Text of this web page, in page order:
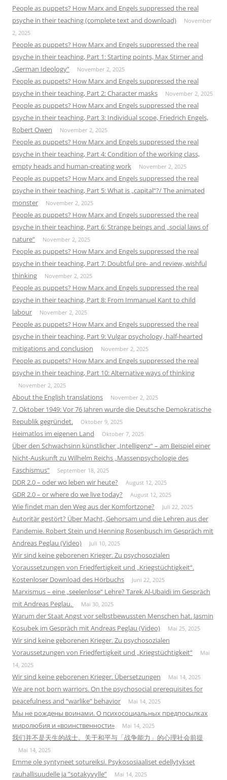
People as puppets? How Marx and Engels suppressed the real
psyche in their teaching (complete text and download)
November
2, 2025
People as puppets? How Marx and Engels suppressed the real
psyche in their teaching, Part 1: Starting points, Max Stirner and
„German Ideology“
November 2, 2025
People as puppets? How Marx and Engels suppressed the real
psyche in their teaching, Part 2: Character masks
November 2, 2025
People as puppets? How Marx and Engels suppressed the real
psyche in their teaching, Part 3: Individual scope, Friedrich Engels,
Robert Owen
November 2, 2025
People as puppets? How Marx and Engels suppressed the real
psyche in their teaching, Part 4: Condition of the working class,
empty heads and human-creating work
November 2, 2025
People as puppets? How Marx and Engels suppressed the real
psyche in their teaching, Part 5: What is „capital“?/ The animated
monster
November 2, 2025
People as puppets? How Marx and Engels suppressed the real
psyche in their teaching, Part 6: Strange beings and „social laws of
nature“
November 2, 2025
People as puppets? How Marx and Engels suppressed the real
psyche in their teaching, Part 7: Doubtful pre- and review, wishful
thinking
November 2, 2025
People as puppets? How Marx and Engels suppressed the real
psyche in their teaching, Part 8: From Immanuel Kant to child
labour
November 2, 2025
People as puppets? How Marx and Engels suppressed the real
psyche in their teaching, Part 9: Vulgar psychology, half-hearted
mitigations and conclusion
November 2, 2025
People as puppets? How Marx and Engels suppressed the real
psyche in their teaching, Part 10: Alternative ways of thinking
November 2, 2025
About the English translations November 2, 2025
7. Oktober 1949: Vor 76 Jahren wurde die Deutsche Demokratische
Republik gegründet.
Oktober 9, 2025
Heimatlos im eigenen Land Oktober 7, 2025
Über den Schwachsinn künstlicher „Intelligenz“ – am Beispiel einer
Nicht-Auskunft zu Wilhelm Reichs „Massenpsychologie des
Faschismus“
September 18, 2025
DDR 2.0 – oder wo leben wir heute? August 12, 2025
GDR 2.0 – or where do we live today? August 12, 2025
Wie findet man den Weg aus der Komfortzone? Juli 22, 2025
Autoritär gestört? Über Macht, Gehorsam und die Lehren aus der
Pandemie. Robert Stein und Henning Rosenbusch im Gespräch mit
Andreas Peglau (Video)
Juli 10, 2025
Wir sind keine geborenen Krieger. Zu psychosozialen
Voraussetzungen von Friedfertigkeit und „Kriegstüchtigkeit“.
Kostenloser Download des Hörbuchs
Juni 22, 2025
Marxismus – eine „seelenlose“ Lehre? Tarek Al-Ubaidi im Gespräch
mit Andreas Peglau.
Mai 30, 2025
Warum der Staat Angst vor selbstbewussten Menschen hat. Jasmin
Kosubek im Gespräch mit Andreas Peglau (Video)
Mai 25, 2025
Wir sind keine geborenen Krieger. Zu psychosozialen
Voraussetzungen von Friedfertigkeit und „Kriegstüchtigkeit“
Mai
14, 2025
Wir sind keine geborenen Krieger. Übersetzungen Mai 14, 2025
We are not born warriors. On the psychosocial prerequisites for
peacefulness and “warlike“ behavior
Mai 14, 2025
Мы не рождены воинами. О психосоциальных предпосылках
миролюбия и «воинственности»
Mai 14, 2025
我们并不是天生的战士。关于和平与「战争能力」的心理社会前提
Mai 14, 2025
Emme ole syntyneet sotureiksi. Psykososiaaliset edellytykset
rauhallisuudelle ja ”sotakyvylle”
Mai 14, 2025